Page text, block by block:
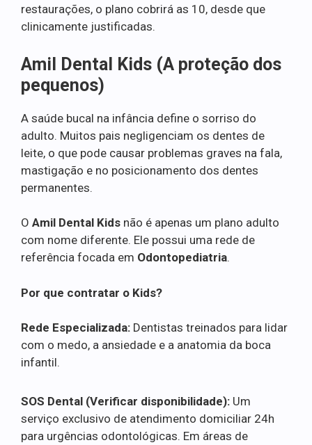
restaurações, o plano cobrirá as 10, desde que
clinicamente justificadas.
Amil Dental Kids (A proteção dos
pequenos)
A saúde bucal na infância define o sorriso do
adulto. Muitos pais negligenciam os dentes de
leite, o que pode causar problemas graves na fala,
mastigação e no posicionamento dos dentes
permanentes.
O Amil Dental Kids não é apenas um plano adulto
com nome diferente. Ele possui uma rede de
referência focada em Odontopediatria.
Por que contratar o Kids?
Rede Especializada: Dentistas treinados para lidar
com o medo, a ansiedade e a anatomia da boca
infantil.
SOS Dental (Verificar disponibilidade): Um
serviço exclusivo de atendimento domiciliar 24h
para urgências odontológicas. Em áreas de